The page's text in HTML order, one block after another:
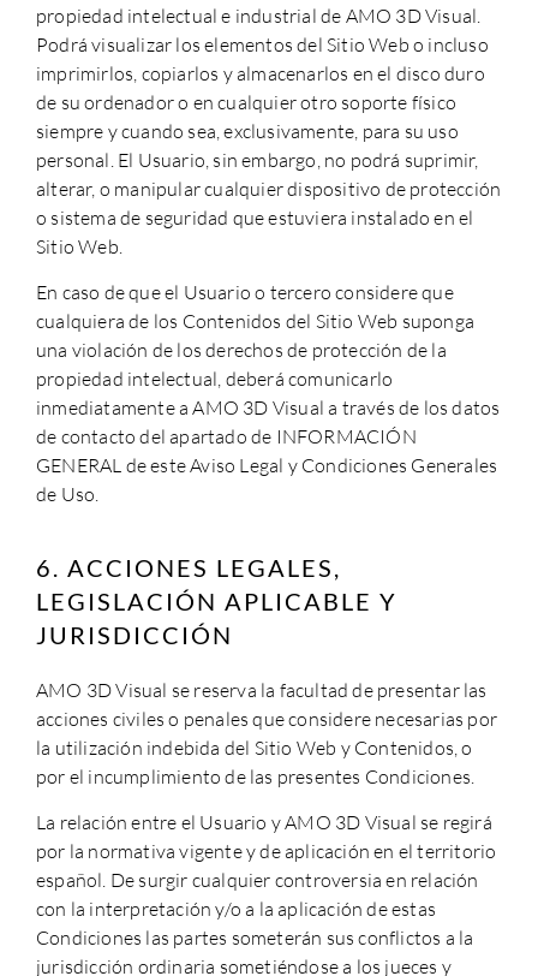
propiedad intelectual e industrial de AMO 3D Visual
Podrá visualizar los elementos del Sitio Web o incluso
imprimirlos, copiarlos y almacenarlos en el disco duro
de su ordenador o en cualquier otro soporte físico
siempre y cuando sea, exclusivamente, para su uso
personal. El Usuario, sin embargo, no podrá suprimir,
alterar, o manipular cualquier dispositivo de protección
o sistema de seguridad que estuviera instalado en el
Sitio Web.
En caso de que el Usuario o tercero considere que
cualquiera de los Contenidos del Sitio Web suponga
una violación de los derechos de protección de la
propiedad intelectual, deberá comunicarlo
inmediatamente aAMO 3D Visual a través de los datos
de contacto del apartado de INFORMACIÓN
GENERAL de este Aviso Legal y Condiciones Generales
de Uso.
6. ACCIONES LEGALES,
LEGISLACIÓN APLICABLE Y
JURISDICCIÓN
AMO 3D Visual se reserva la facultad de presentar las
acciones civiles o penales que considere necesarias por
la utilización indebida del Sitio Web y Contenidos, o
por el incumplimiento de las presentes Condiciones.
La relación entre el Usuario yAMO 3D Visual se regirá
por la normativa vigente y de aplicación en el territorio
español. De surgir cualquier controversia en relación
con la interpretación y/o a la aplicación de estas
Condiciones las partes someterán sus conflictos a la
jurisdicción ordinaria sometiéndose a los jueces y